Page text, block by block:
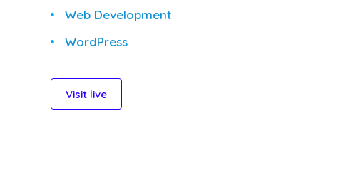
Web Development
WordPress
Visit live